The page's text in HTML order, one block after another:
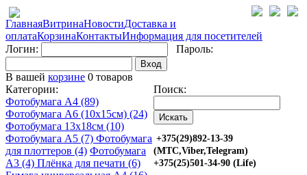
ГлавнаяВитринаНовостиДоставка и
оплатаКорзинаКонтактыИнформация для посетителей
Логин:
Пароль:
Вход
В вашей корзине 0 товаров
Категории:
Фотобумага A4 (89)
Фотобумага A6 (10х15см) (24)
Фотобумага 13х18см (10)
Фотобумага A5 (7) Фотобумага
для плоттеров (4) Фотобумага
A3 (4) Плёнка для печати (6)
Поиск:
+375(29)892-13-39
(МТС,Viber,Telegram)
+375(25)501-34-90 (Life)